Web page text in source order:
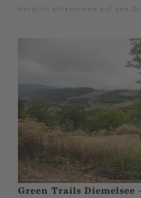
Herzlich willkommen auf den
Green Trails Diemelsee